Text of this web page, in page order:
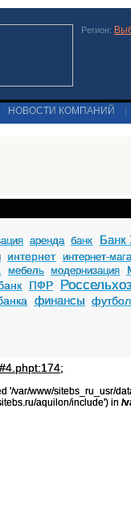
Регион:
НОВОСТИ КОМПАНИЙ
аренда банк
Банк
интернет интернет-
мебель модернизация
ПФР
финансы футбол
'/var/www/sitebs_ru_usr/
aquilon/include') in /